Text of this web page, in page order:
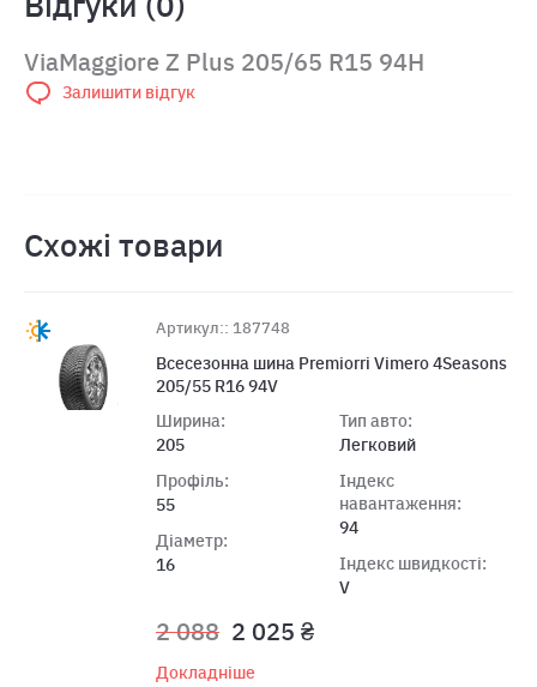
ViaMaggiore Z Plus 205/65 R15 94H
Залишити відгук
Схожі товари
Артикул:: 187748
Всесезонна шина Premiorri Vimero 4Seasons
205/55 R16 94V
Ширина:
205
Профіль:
55
Діаметр:
16
Тип авто:
Легковий
Індекс
навантаження:
94
Індекс швидкості:
V
2 088 2 025 ₴
Докладніше